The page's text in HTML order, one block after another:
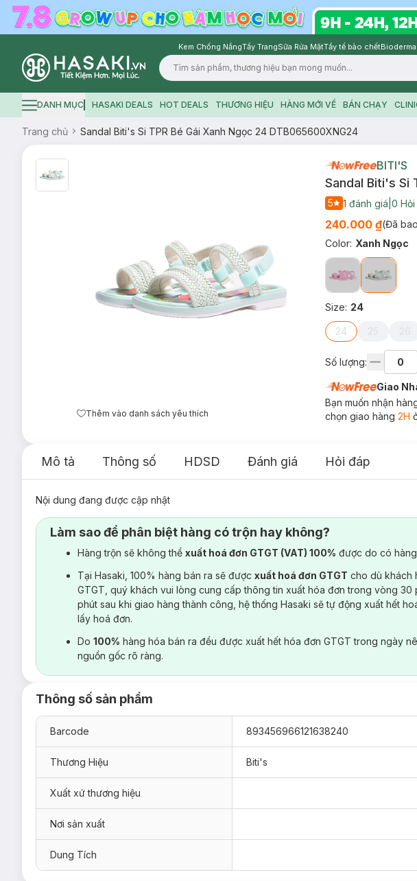
Kem Chống NắngTẩy TrangSữa Rửa MặtTẩy tế bào chếtBioderma
Logo
Hamburger icon
DANH MỤC HASAKI DEALS HOT DEALS THƯƠNG HIỆU HÀNG MỚI VỀ BÁN CHẠY
Trang chủ Sandal Biti's Si TPR Bé Gái Xanh Ngọc 24 DTB065600XNG24
Thêm vào danh sách yêu thích
BITI'S
Sandal Biti's Si
5 1 đánh giá 0
240.000 ₫(Đã
Color: Xanh Ngọc
Size: 24
24 25 26
Số lượng:
Giao
Bạn muốn nhận
chọn giao hàng 2H
Mô tả Thông số HDSD Đánh giá Hỏi đáp
Nội dung đang được cập nhật
Làm sao để phân biệt hàng có trộn hay không?
Hàng trộn sẽ không thể xuất hoá đơn GTGT (VAT) 100% được do có
Tại Hasaki, 100% hàng bán ra sẽ được xuất hoá đơn GTGT cho dù khách
GTGT, quý khách vui lòng cung cấp thông tin xuất hóa đơn trong vòng
phút sau khi giao hàng thành công, hệ thống Hasaki sẽ tự động xuất hết
lấy hoá đơn.
Do 100% hàng hóa bán ra đều được xuất hết hóa đơn GTGT trong ngày
nguồn gốc rõ ràng.
Thông số sản phẩm
Barcode 893456966121638240
Thương Hiệu Biti's
Xuất xứ thương hiệu
Nơi sản xuất
Dung Tích